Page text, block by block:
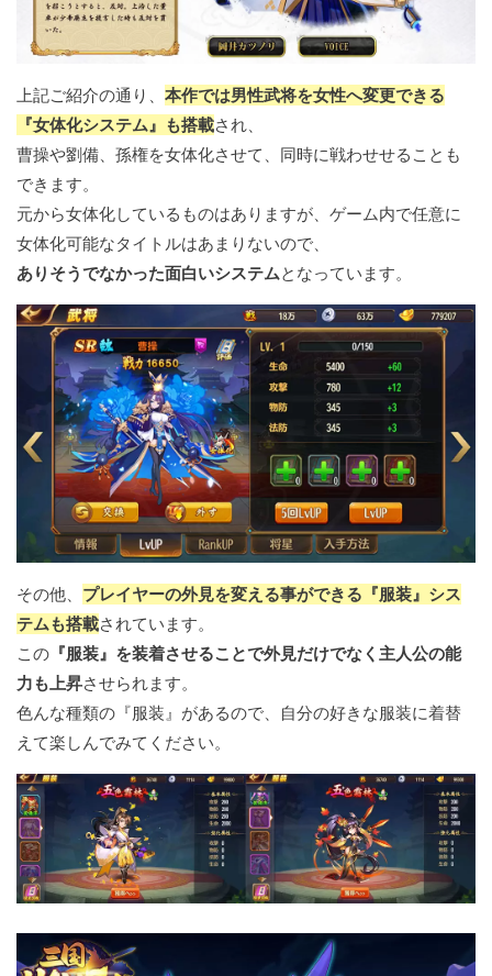
上記ご紹介の通り、 本作では男性武将を女性へ変更できる
『女体化システム』も搭載され、
曹操や劉備、孫権を女体化させて、同時に戦わせせることも
できます。
元から女体化しているものはありますが、ゲーム内で任意に
女体化可能なタイトルはあまりないので、
ありそうでなかった面白いシステムとなっています。
その他、 プレイヤーの外見を変える事ができる『服装』シス
テムも搭載されています。
この 『服装』を装着させることで外見だけでなく主人公の能
力も上昇させられます。
色んな種類の『服装』があるので、自分の好きな服装に着替
えて楽しんでみてください。